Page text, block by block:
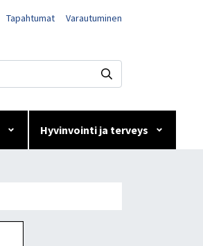
Tapahtumat Varautuminen
Hyvinvointi ja terveys